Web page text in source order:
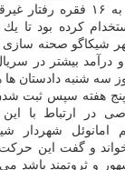
گذشته اسمولت متهم به ۱۶
كرده بود تا یك
شیكاگو صحنه
بیشتر در سریال
سه شنبه دادستان
پنج هفته سپس ثبت
در ارتباط با
امانوئل شهردار
و گفت این
و ثروتمند باشد می